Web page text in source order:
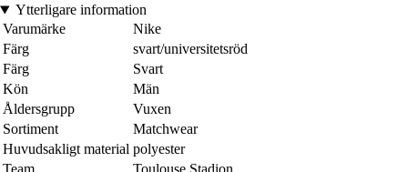
Ytterligare information
Varumärke
Nike
Färg
svart/universitetsröd
Färg
Svart
Kön
Män
Åldersgrupp
Vuxen
Sortiment
Matchwear
Huvudsakligt material polyester